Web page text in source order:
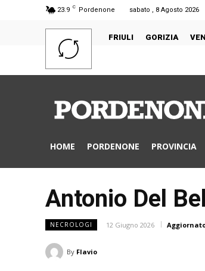
23.9 C Pordenone sabato , 8 Agosto 2026
FRIULI GORIZIA
HOME PORDENONE PROVINCIA
Antonio Del
NECROLOGI 12 Giugno 2026
By Flavio